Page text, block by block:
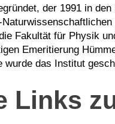
der 1991 in den
Fakultät für Physik
Emeritierung
wurde das Institut
Links